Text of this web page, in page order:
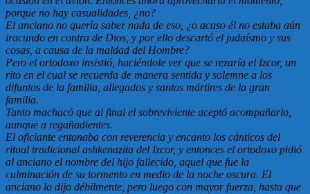
porque no hay casualidades, ¿no?
El anciano no quería saber nada de eso, ¿o acaso él no estaba aún
iracundo en contra de Dios, y por ello descartó el judaísmo y sus
cosas, a causa de la maldad del Hombre?
Pero el ortodoxo insistió, haciéndole ver que se rezaría el Izcor, un
rito en el cual se recuerda de manera sentida y solemne a los
difuntos de la familia, allegados y santos mártires de la gran
familia.
Tanto machacó que al final el sobreviviente aceptó acompañarlo,
aunque a regañadientes.
El oficiante entonaba con reverencia y encanto los cánticos del
ritual tradicional ashkenazita del Izcor, y entonces el ortodoxo pidió
al anciano el nombre del hijo fallecido, aquel que fue la
culminación de su tormento en medio de la noche oscura. El
anciano lo dijo débilmente, pero luego con mayor fuerza, hasta que